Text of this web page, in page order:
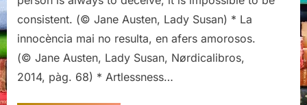
Jane
Austen
consistent. (© Jane Austen, Lady Susan) * La
innocència mai no resulta, en afers amorosos.
(© Jane Austen, Lady Susan, Nørdicalibros,
2014, pàg. 68) * Artlessness…